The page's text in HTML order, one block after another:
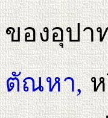
ของอุป
ตัณหา,